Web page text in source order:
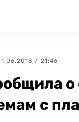
/ 21:46
о
с